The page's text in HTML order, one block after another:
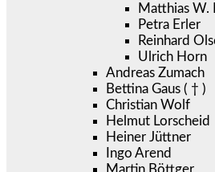
Matthias W.
Petra Erler
Reinhard
Ulrich Horn
Andreas Zumach
Bettina Gaus ( † )
Christian Wolf
Helmut Lorscheid
Heiner Jüttner
Ingo Arend
Martin Böttger